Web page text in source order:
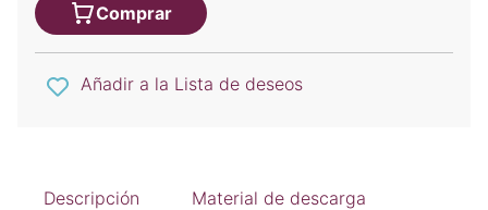
Comprar
Añadir a la Lista de deseos
Descripción Material de descarga